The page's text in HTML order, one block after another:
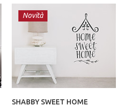
Novità
SHABBY SWEET HOME